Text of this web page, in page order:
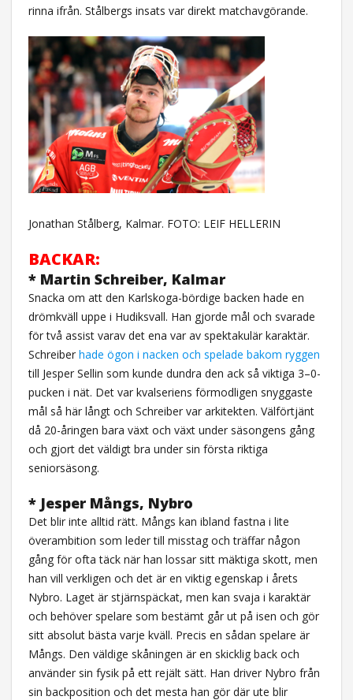
rinna ifrån. Stålbergs insats var direkt matchavgörande.
Jonathan Stålberg, Kalmar. FOTO: LEIF HELLERIN
BACKAR:
* Martin Schreiber, Kalmar
Snacka om att den Karlskoga-bördige backen hade en
drömkväll uppe i Hudiksvall. Han gjorde mål och svarade
för två assist varav det ena var av spektakulär karaktär.
Schreiber hade ögon i nacken och spelade bakom ryggen
till Jesper Sellin som kunde dundra den ack så viktiga 3–0-
pucken i nät. Det var kvalseriens förmodligen snyggaste
mål så här långt och Schreiber var arkitekten. Välförtjänt
då 20-åringen bara växt och växt under säsongens gång
och gjort det väldigt bra under sin första riktiga
seniorsäsong.
* Jesper Mångs, Nybro
Det blir inte alltid rätt. Mångs kan ibland fastna i lite
överambition som leder till misstag och träffar någon
gång för ofta täck när han lossar sitt mäktiga skott, men
han vill verkligen och det är en viktig egenskap i årets
Nybro. Laget är stjärnspäckat, men kan svaja i karaktär
och behöver spelare som bestämt går ut på isen och gör
sitt absolut bästa varje kväll. Precis en sådan spelare är
Mångs. Den väldige skåningen är en skicklig back och
använder sin fysik på ett rejält sätt. Han driver Nybro från
sin backposition och det mesta han gör där ute blir